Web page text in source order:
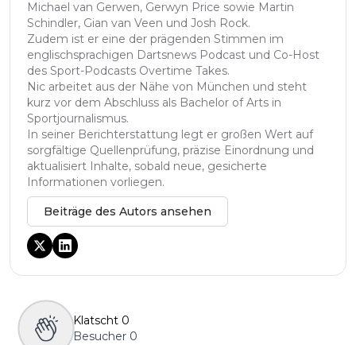
Michael van Gerwen, Gerwyn Price sowie Martin
Schindler, Gian van Veen und Josh Rock.
Zudem ist er eine der prägenden Stimmen im
englischsprachigen Dartsnews Podcast und Co-Host
des Sport-Podcasts Overtime Takes.
Nic arbeitet aus der Nähe von München und steht
kurz vor dem Abschluss als Bachelor of Arts in
Sportjournalismus.
In seiner Berichterstattung legt er großen Wert auf
sorgfältige Quellenprüfung, präzise Einordnung und
aktualisiert Inhalte, sobald neue, gesicherte
Informationen vorliegen.
Beiträge des Autors ansehen
Klatscht 0
Besucher 0